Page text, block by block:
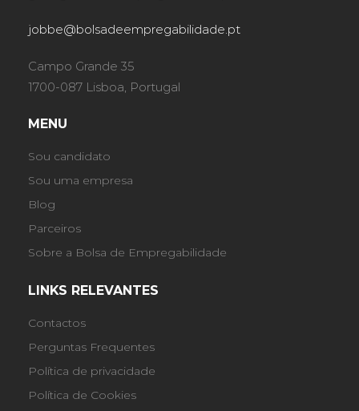
jobbe@bolsadeempregabilidade.pt
Campo Grande 35
1700-087 Lisboa, Portugal
MENU
Sou candidato
Sou uma empresa
Blog
Parceiros
Sobre a Bolsa de Empregabilidade
LINKS RELEVANTES
Contactos
Perguntas Frequentes
Política de privacidade
Política de Cookies